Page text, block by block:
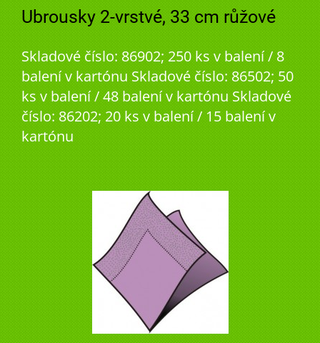
Ubrousky 2-vrstvé, 33 cm růžové
Skladové číslo: 86902; 250 ks v balení / 8
balení v kartónu Skladové číslo: 86502; 50
ks v balení / 48 balení v kartónu Skladové
číslo: 86202; 20 ks v balení / 15 balení v
kartónu